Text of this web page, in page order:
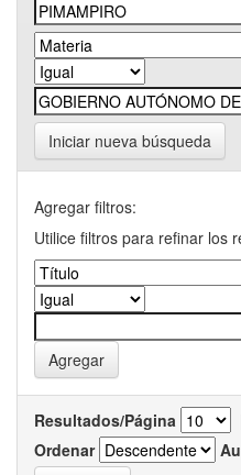
Iniciar nueva búsqueda
Agregar filtros:
Utilice filtros para refinar los
Resultados/Página
Ordenar